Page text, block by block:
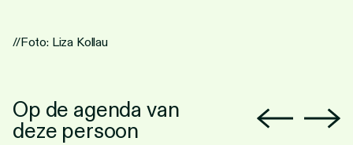
//Foto: Liza Kollau
Op de agenda van
deze persoon